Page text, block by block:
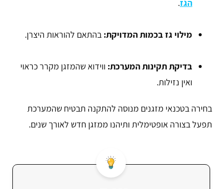
הגז.
מילוי גז בכמות המדויקת: בהתאם להוראות היצרן.
בדיקת תקינות המערכת: ווידוא שהמזגן מקרר כראוי
ואין נזילות.
בחירה בטכנאי מזגנים מנוסה להתקנה תבטיח שהמערכת
תפעל בצורה אופטימלית ותיהנו ממזגן חדש לאורך שנים.